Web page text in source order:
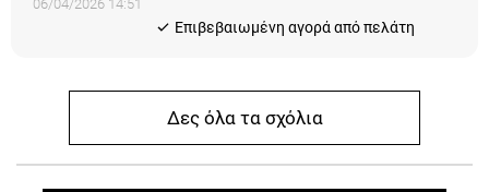
06/04/2026 14:51
Eπιβεβαιωμένη αγορά από πελάτη
Δες όλα τα σχόλια